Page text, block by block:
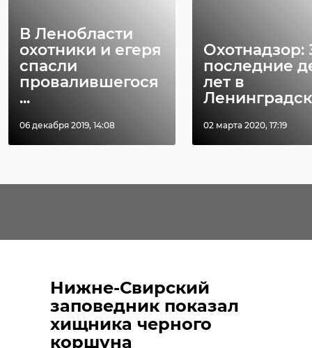
В Ленобласти
охотники и егеря
спасли
провалившегося
...
06 декабря 2019, 14:08
Охотнадзор:
последние
лет в
02 марта 2020, 17:19
Нижне-Свирский
заповедник показал
хищника черного
коршуна